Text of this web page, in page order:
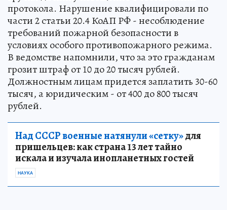
протокола. Нарушение квалифицировали по
части 2 статьи 20.4 КоАП РФ - несоблюдение
требований пожарной безопасности в
условиях особого противопожарного режима.
В ведомстве напомнили, что за это гражданам
грозит штраф от 10 до 20 тысяч рублей.
Должностным лицам придется заплатить 30-60
тысяч, а юридическим - от 400 до 800 тысяч
рублей.
Над СССР военные натянули «сетку»для
пришельцев: как страна 13 лет тайно
искала и изучала инопланетных гостей
НАУКА